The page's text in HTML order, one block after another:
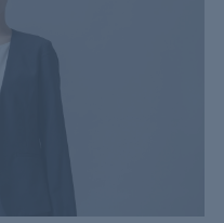
ント3選【口コミ通りの